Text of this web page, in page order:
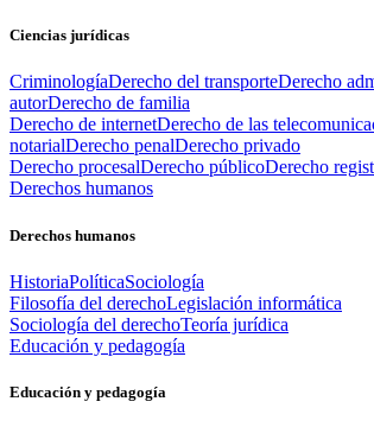
Ciencias jurídicas
CriminologíaDerecho del transporteDerecho
autorDerecho de familia
Derecho de internetDerecho de las
notarialDerecho penalDerecho privado
Derecho procesalDerecho públicoDerecho
Derechos humanos
Derechos humanos
HistoriaPolíticaSociología
Filosofía del derechoLegislación informática
Sociología del derechoTeoría jurídica
Educación y pedagogía
Educación y pedagogía